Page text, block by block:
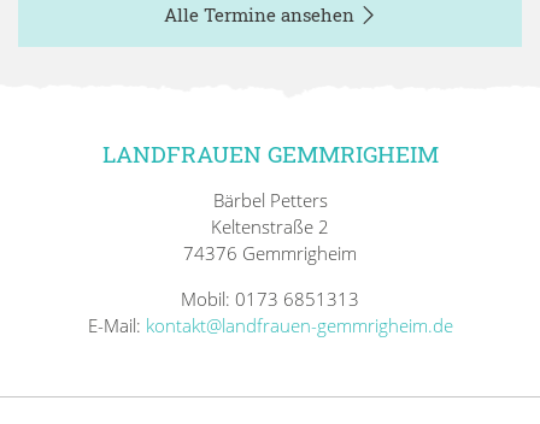
Alle Termine ansehen
LANDFRAUEN GEMMRIGHEIM
Bärbel Petters
Keltenstraße 2
74376 Gemmrigheim
Mobil: 0173 6851313
E-Mail: kontakt@landfrauen-gemmrigheim.de